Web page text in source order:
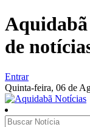
de
Entrar
Quinta-feira, 06 de